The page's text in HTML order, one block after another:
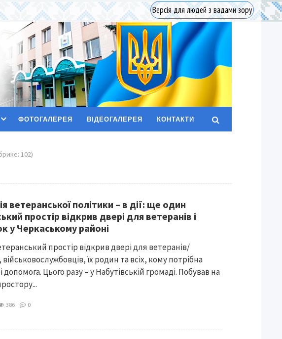
Версія для людей з вадами зору
ФОТОГАЛЕРЕЯ ВІДЕОГАЛЕРЕЯ КОНТАКТИ
102)
ветеранської політики – в дії: ще один
простір відкрив двері для ветеранів і
у Черкаському районі
простір відкрив двері для ветеранів/
їх родин та всіх, кому потрібна
допомога. Цього разу – у Набутівській громаді. Побував на
386 0